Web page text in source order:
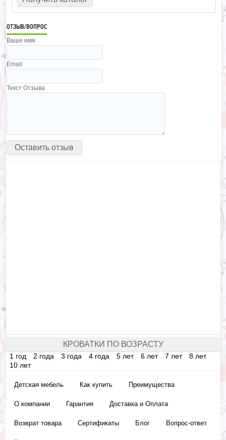
ОТЗЫВ/ВОПРОС
Ваше имя
Email
Текст Отзыва
КРОВАТКИ ПО ВОЗРАСТУ
1 год 2 года 3 года 4 года 5 лет 6 лет 7 лет
8 лет
10 лет
Детская мебель Как купить Преимущества
О компании Гарантия Доставка и Оплата
Возврат товара Сертификаты Блог Вопрос-ответ